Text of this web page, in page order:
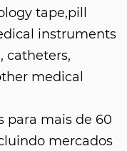
tape,pill
instruments
catheters,
medical
para mais de 60
mercados